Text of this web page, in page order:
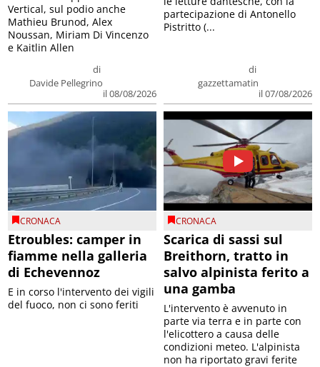
di
Davide Pellegrino
il 08/08/2026
Vertical, sul podio anche
Mathieu Brunod, Alex
Noussan, Miriam Di Vincenzo
e Kaitlin Allen
di
gazzettamatin
il 07/08/2026
partecipazione di Antonello
Pistritto (...
CRONACA
Etroubles: camper in
fiamme nella galleria
di Echevennoz
E in corso l'intervento dei vigili
del fuoco, non ci sono feriti
CRONACA
Scarica di sassi sul
Breithorn, tratto in
salvo alpinista ferito a
una gamba
L'intervento è avvenuto in
parte via terra e in parte con
l'elicottero a causa delle
condizioni meteo. L'alpinista
non ha riportato gravi ferite